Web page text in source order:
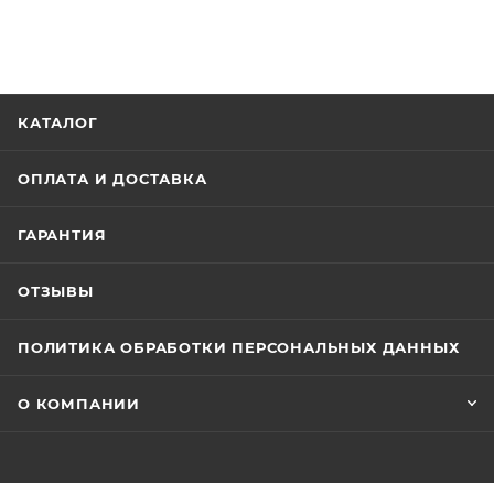
КАТАЛОГ
ОПЛАТА И ДОСТАВКА
ГАРАНТИЯ
ОТЗЫВЫ
ПОЛИТИКА ОБРАБОТКИ ПЕРСОНАЛЬНЫХ ДАННЫХ
О КОМПАНИИ